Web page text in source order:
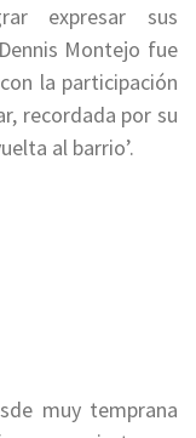
expresar sus
Montejo fue
la participación
recordada por su
al barrio’.
muy temprana